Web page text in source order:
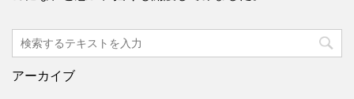
アーカイブ